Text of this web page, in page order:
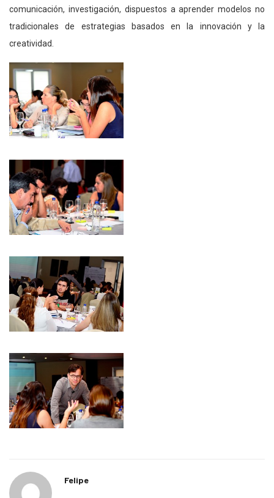
comunicación, investigación, dispuestos a aprender modelos no
tradicionales de estrategias basados en la innovación y la
creatividad.
Felipe